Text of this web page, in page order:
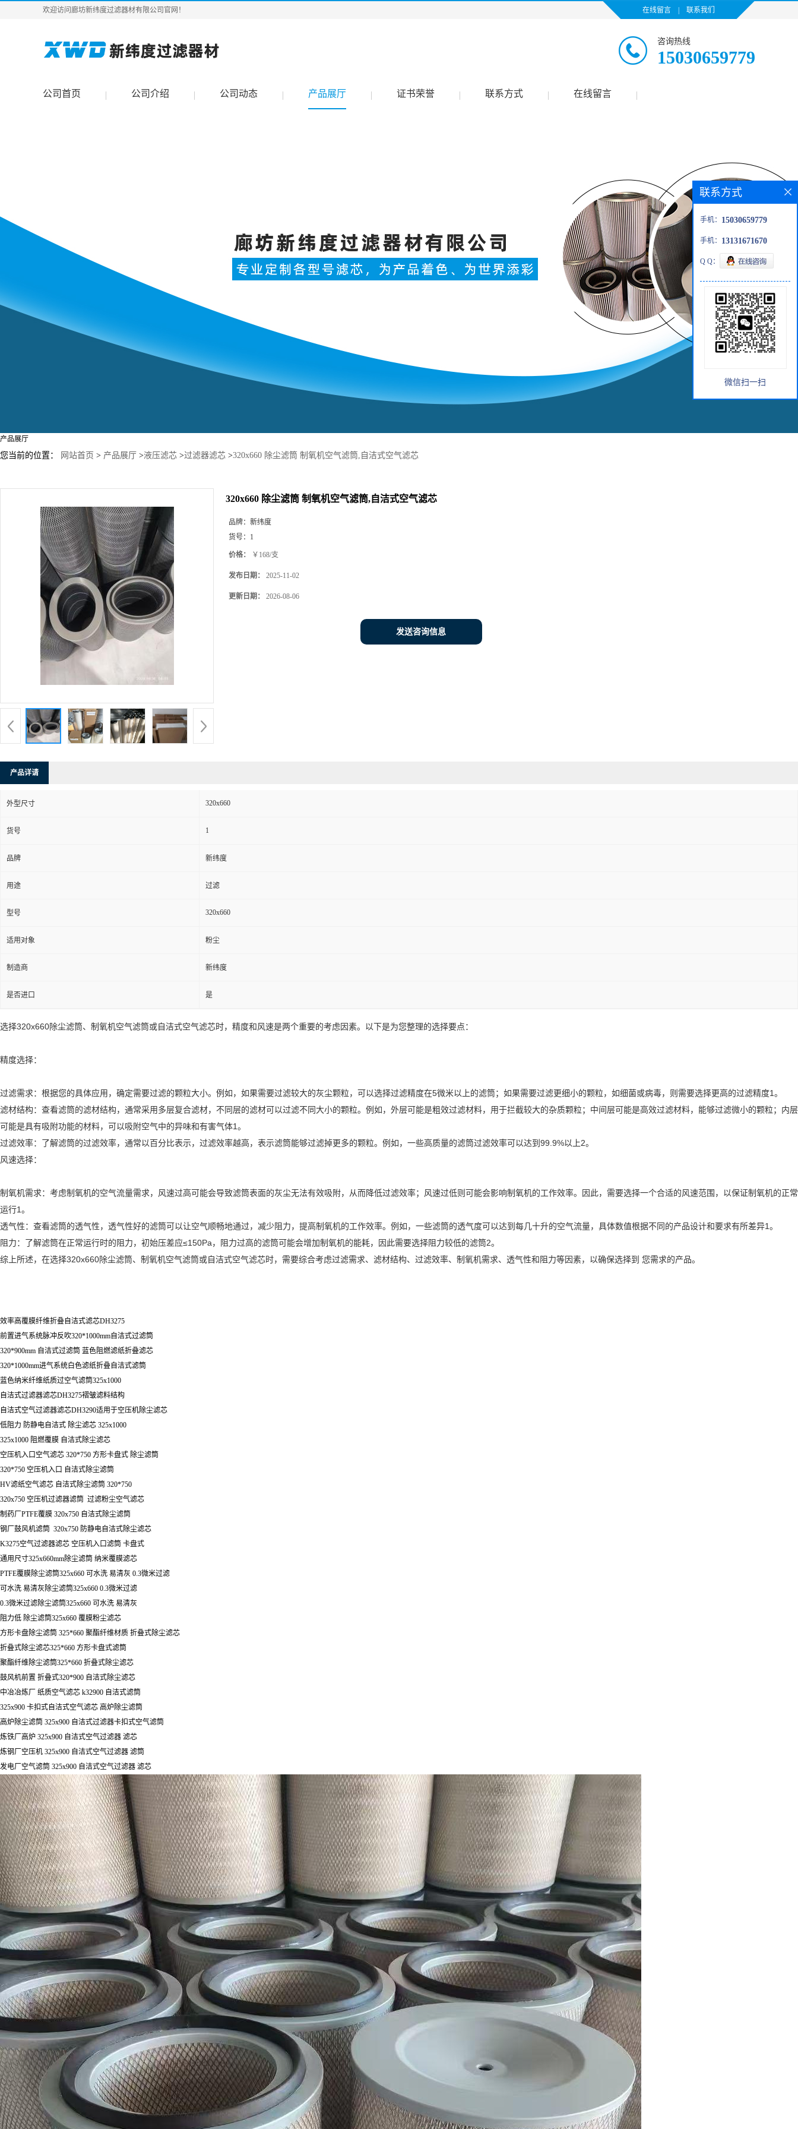
欢迎访问廊坊新纬度过滤器材有限公司官网！ 在线留言 联系我们
咨询热线
15030659779
公司首页 公司介绍 公司动态 产品展厅 证书荣誉 联系方式 在线留言
产品展厅
您当前的位置： 网站首页 > 产品展厅 >液压滤芯 >过滤器滤芯 >320x660 除尘滤筒 制氧机空气滤筒,自洁式空气滤芯
320x660 除尘滤筒 制氧机空气滤筒,自洁式空气滤芯
品牌： 新纬度
货号： 1
价格： ￥168/支
发布日期： 2025-11-02
更新日期： 2026-08-06
发送咨询信息
产品详请
外型尺寸 320x660
货号 1
品牌 新纬度
用途 过滤
型号 320x660
适用对象 粉尘
制造商 新纬度
是否进口 是
选择320x660除尘滤筒、制氧机空气滤筒或自洁式空气滤芯时，精度和风速是两个重要的考虑因素。以下是为您整理的选择要点：
精度选择：
过滤需求：根据您的具体应用，确定需要过滤的颗粒大小。例如，如果需要过滤较大的灰尘颗粒，可以选择过滤精度在5微米以上的滤筒；如果需要过滤更细小的颗粒，如细菌或病毒，则需要选择更高的过滤精度1。
滤材结构：查看滤筒的滤材结构，通常采用多层复合滤材，不同层的滤材可以过滤不同大小的颗粒。例如，外层可能是粗效过滤材料，用于拦截较大的杂质颗粒；中间层可能是高效过滤材料，能够过滤微小的颗粒；内层
可能是具有吸附功能的材料，可以吸附空气中的异味和有害气体1。
过滤效率：了解滤筒的过滤效率，通常以百分比表示，过滤效率越高，表示滤筒能够过滤掉更多的颗粒。例如，一些高质量的滤筒过滤效率可以达到99.9%以上2。
风速选择：
制氧机需求：考虑制氧机的空气流量需求，风速过高可能会导致滤筒表面的灰尘无法有效吸附，从而降低过滤效率；风速过低则可能会影响制氧机的工作效率。因此，需要选择一个合适的风速范围，以保证制氧机的正常
运行1。
透气性：查看滤筒的透气性，透气性好的滤筒可以让空气顺畅地通过，减少阻力，提高制氧机的工作效率。例如，一些滤筒的透气度可以达到每几十升的空气流量，具体数值根据不同的产品设计和要求有所差异1。
阻力：了解滤筒在正常运行时的阻力，初始压差应≤150Pa，阻力过高的滤筒可能会增加制氧机的能耗，因此需要选择阻力较低的滤筒2。
综上所述，在选择320x660除尘滤筒、制氧机空气滤筒或自洁式空气滤芯时，需要综合考虑过滤需求、滤材结构、过滤效率、制氧机需求、透气性和阻力等因素，以确保选择到 您需求的产品。
效率高覆膜纤维折叠自洁式滤芯DH3275
前置进气系统脉冲反吹320*1000mm自洁式过滤筒
320*900mm 自洁式过滤筒 蓝色阻燃滤纸折叠滤芯
320*1000mm进气系统白色滤纸折叠自洁式滤筒
蓝色纳米纤维纸质过空气滤筒325x1000
自洁式过滤器滤芯DH3275褶皱滤料结构
自洁式空气过滤器滤芯DH3290适用于空压机除尘滤芯
低阻力 防静电自洁式 除尘滤芯 325x1000
325x1000 阻燃覆膜 自洁式除尘滤芯
空压机入口空气滤芯 320*750 方形卡盘式 除尘滤筒
320*750 空压机入口 自洁式除尘滤筒
HV滤纸空气滤芯 自洁式除尘滤筒 320*750
320x750 空压机过滤器滤筒 过滤粉尘空气滤芯
制药厂PTFE覆膜 320x750 自洁式除尘滤筒
钢厂鼓风机滤筒 320x750 防静电自洁式除尘滤芯
K3275空气过滤器滤芯 空压机入口滤筒 卡盘式
通用尺寸325x660mm除尘滤筒 纳米覆膜滤芯
PTFE覆膜除尘滤筒325x660 可水洗 易清灰 0.3微米过滤
可水洗 易清灰除尘滤筒325x660 0.3微米过滤
0.3微米过滤除尘滤筒325x660 可水洗 易清灰
阻力低 除尘滤筒325x660 覆膜粉尘滤芯
方形卡盘除尘滤筒 325*660 聚酯纤维材质 折叠式除尘滤芯
折叠式除尘滤芯325*660 方形卡盘式滤筒
聚酯纤维除尘滤筒325*660 折叠式除尘滤芯
鼓风机前置 折叠式320*900 自洁式除尘滤芯
中冶冶炼厂 纸质空气滤芯 k32900 自洁式滤筒
325x900 卡扣式自洁式空气滤芯 高炉除尘滤筒
高炉除尘滤筒 325x900 自洁式过滤器卡扣式空气滤筒
炼铁厂高炉 325x900 自洁式空气过滤器 滤芯
炼钢厂空压机 325x900 自洁式空气过滤器 滤筒
发电厂空气滤筒 325x900 自洁式空气过滤器 滤芯
联系方式
手机： 15030659779
手机： 13131671670
Q Q：
微信扫一扫